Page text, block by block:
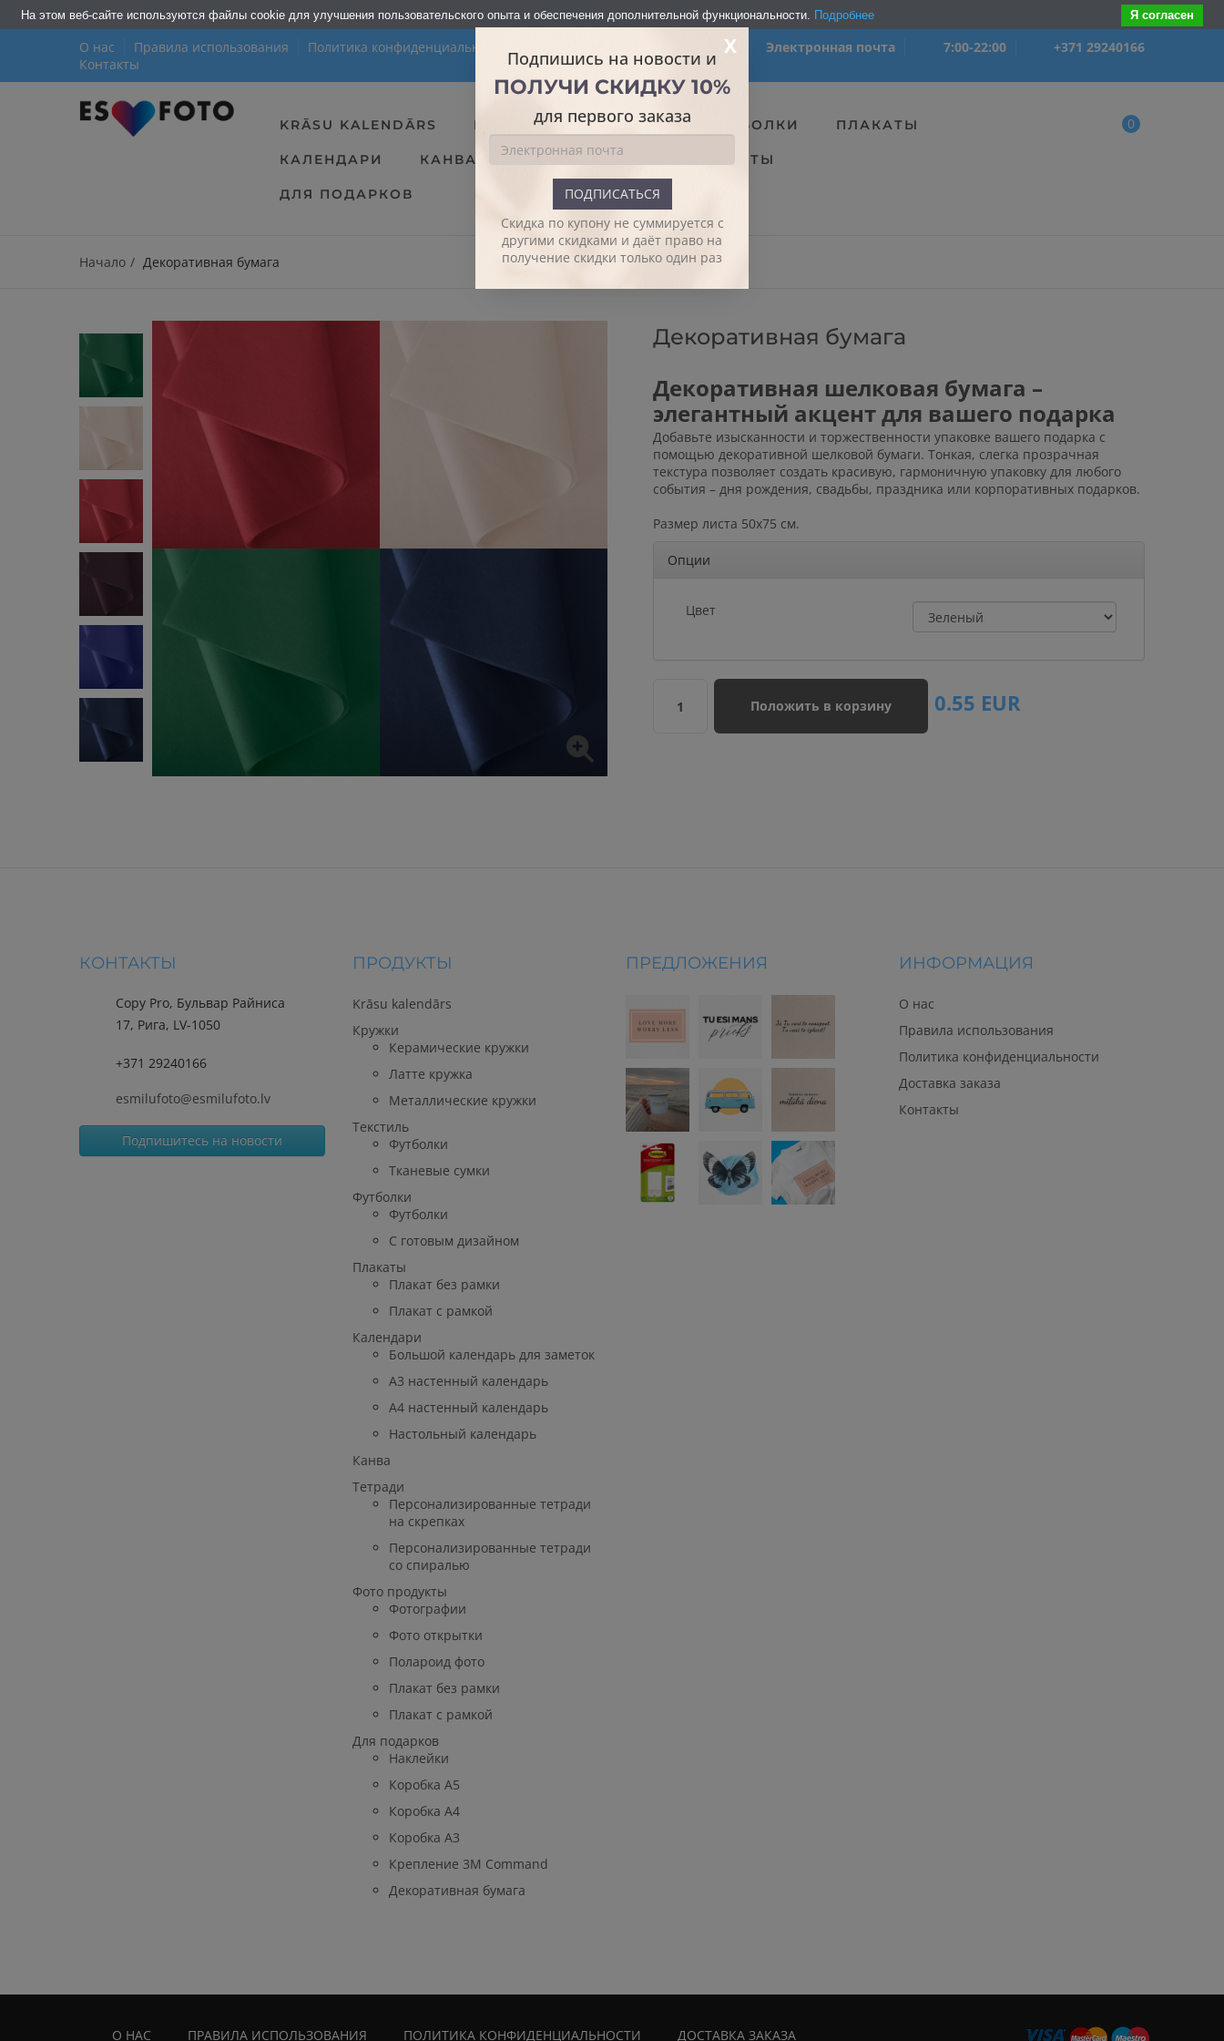
X
Подпишись на новости и
ПОЛУЧИ СКИДКУ 10%
для первого заказа
ПОДПИСАТЬСЯ
Скидка по купону не суммируется с
другими скидками и даёт право на
получение скидки только один раз
О нас Правила использования Политика конфиденциальности
Контакты
Электронная почта 7:00-22:00 +371 29240166
KRĀSU KALENDĀRS КРУЖКИ ТЕКСТИЛЬ ФУТБОЛКИ ПЛАКАТЫ
КАЛЕНДАРИ КАНВА ТЕТРАДИ ФОТО ПРОДУКТЫ
ДЛЯ ПОДАРКОВ
0
Начало Декоративная бумага
Декоративная бумага
Декоративная шелковая бумага –
элегантный акцент для вашего подарка
Добавьте изысканности и торжественности упаковке вашего подарка с
помощью декоративной шелковой бумаги. Тонкая, слегка прозрачная
текстура позволяет создать красивую, гармоничную упаковку для любого
события – дня рождения, свадьбы, праздника или корпоративных подарков.
Размер листа 50x75 см.
Опции
Цвет
1 Положить в корзину 0.55 EUR
КОНТАКТЫ
Copy Pro, Бульвар Райниса
17, Рига, LV-1050
+371 29240166
esmilufoto@esmilufoto.lv
Подпишитесь на новости
ПРОДУКТЫ
Krāsu kalendārs
Кружки
Керамические кружки
Латте кружка
Металлические кружки
Текстиль
Футболки
Тканевые сумки
Футболки
Футболки
С готовым дизайном
Плакаты
Плакат без рамки
Плакат с рамкой
Календари
Большой календарь для заметок
A3 настенный календарь
A4 настенный календарь
Настольный календарь
Канва
Тетради
Персонализированные тетради
на скрепках
Персонализированные тетради
со спиралью
Фото продукты
Фотографии
Фото открытки
Полароид фото
Плакат без рамки
Плакат с рамкой
Для подарков
Наклейки
Коробка А5
Коробка А4
Коробка А3
Крепление 3М Command
Декоративная бумага
ПРЕДЛОЖЕНИЯ ИНФОРМАЦИЯ
О нас
Правила использования
Политика конфиденциальности
Доставка заказа
Контакты
О НАС ПРАВИЛА ИСПОЛЬЗОВАНИЯ ПОЛИТИКА КОНФИДЕНЦИАЛЬНОСТИ ДОСТАВКА ЗАКАЗА
На этом веб-сайте используются файлы cookie для улучшения пользовательского опыта и обеспечения дополнительной функциональности. Подробнее Я согласен